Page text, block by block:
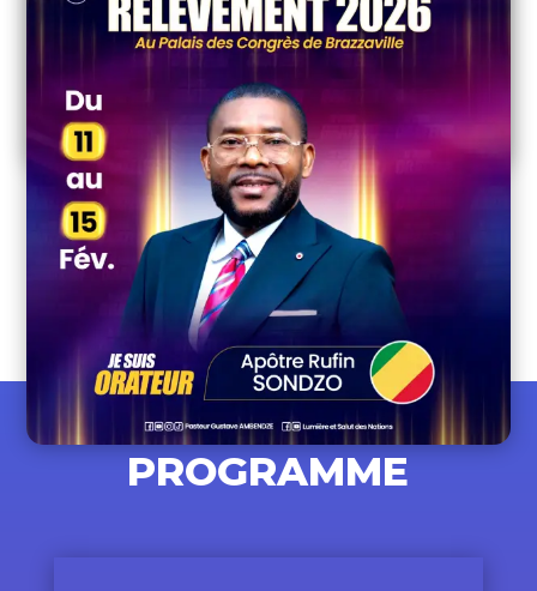
APÔTRE RUFIN SONDZO
Fondateur du Ministère d’Évangélisation Presse Mahanaim |
Visionnaire de 12 assemblées
30 ans de ministère. 28 promotions formées. Interviendra au
Relèvement 2026.
PROGRAMME